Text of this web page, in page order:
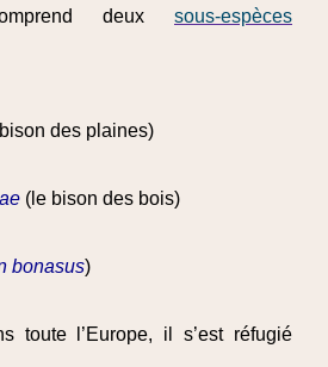
deux sous-espèces
des plaines)
(le bison des bois)
bonasus)
toute l’Europe, il s’est réfugié